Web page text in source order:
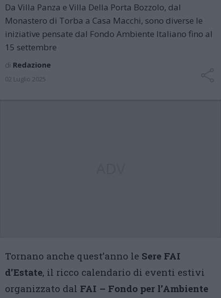
Da Villa Panza e Villa Della Porta Bozzolo, dal
Monastero di Torba a Casa Macchi, sono diverse le
iniziative pensate dal Fondo Ambiente Italiano fino al
15 settembre
di Redazione
02 Luglio 2025
Tornano anche quest’anno le Sere FAI
d’Estate, il ricco calendario di eventi estivi
organizzato dal FAI – Fondo per l’Ambiente